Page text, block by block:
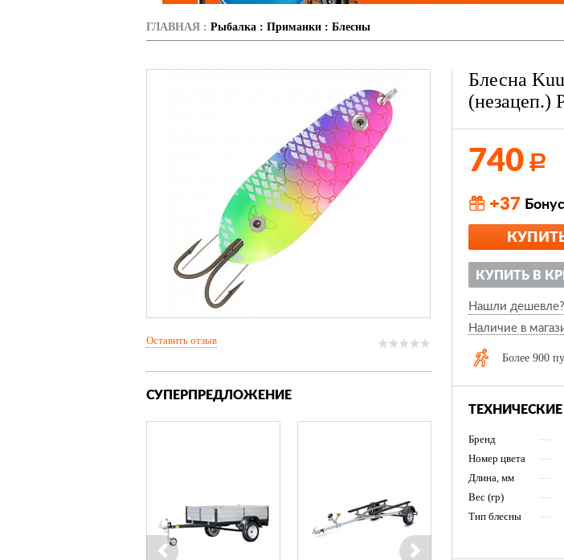
ГЛАВНАЯ : Рыбалка : Приманки : Блесны
Блесна
(незацеп.)
740 Р
+37
КУПИТЬ В
Нашли дешевле?
Наличие в
Более 900
Бренд —
Номер цвета
—
Длина, мм
—
Вес (гр)
—
Тип блесны
—
Оставить отзыв
СУПЕРПРЕДЛОЖЕНИЕ